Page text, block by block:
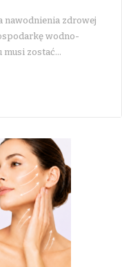
nawodnienia zdrowej
wodno-
musi zostać…